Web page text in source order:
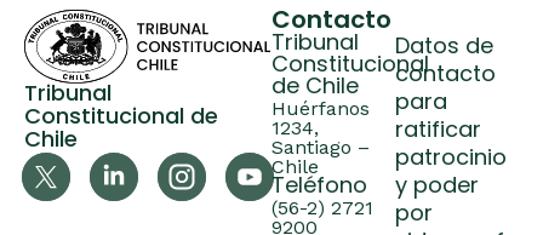
Tribunal
Constitucional de
Chile
Contacto
Tribunal
Constitucional
de Chile
Huérfanos
1234,
Santiago –
Chile
Teléfono
(56-2) 2721
9200
Datos de
contacto
para
ratificar
patrocinio
y poder
por